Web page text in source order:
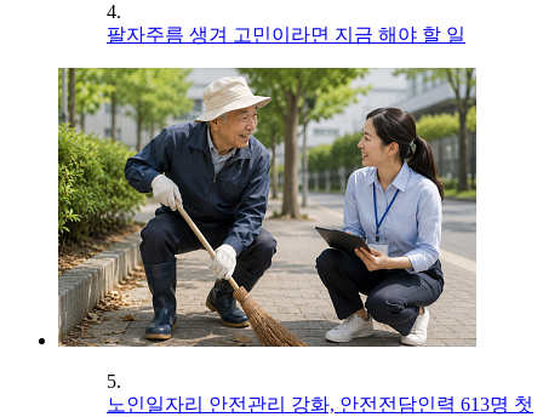
4.
팔자주름 생겨 고민이라면 지금 해야 할 일
5.
노인일자리 안전관리 강화, 안전전담인력 613명 첫